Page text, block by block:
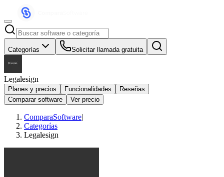
Categorías Solicitar llamada gratuita
Legalesign
Planes y precios Funcionalidades
Reseñas
Comparar software
Ver precio
ComparaSoftware|
Categorías
Legalesign